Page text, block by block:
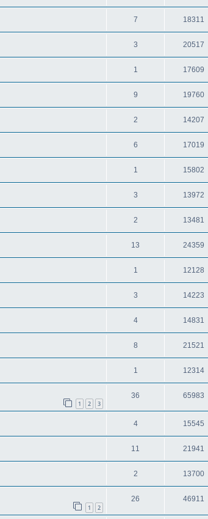
7 18311
3 20517
1 17609
9 19760
2 14207
6 17019
1 15802
3 13972
2 13481
13 24359
1 12128
3 14223
4 14831
8 21521
1 12314
1 2 3
36 65983
4 15545
11 21941
2 13700
1 2
26 46911